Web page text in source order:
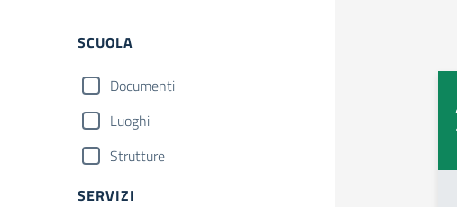
SCUOLA
Documenti
Luoghi
Strutture
SERVIZI